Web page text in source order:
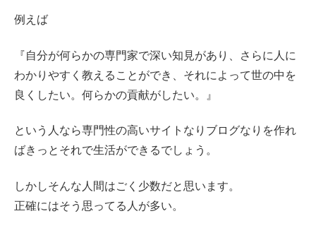
例えば
『自分が何らかの専門家で深い知見があり、さらに人に
わかりやすく教えることができ、それによって世の中を
良くしたい。何らかの貢献がしたい。』
という人なら専門性の高いサイトなりブログなりを作れ
ばきっとそれで生活ができるでしょう。
しかしそんな人間はごく少数だと思います。
正確にはそう思ってる人が多い。